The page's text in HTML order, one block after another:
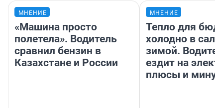
МНЕНИЕ
«Машина просто
полетела». Водитель
сравнил бензин в
Казахстане и России
МНЕНИЕ
Тепло для
холодно в
зимой.
ездит на
плюсы и